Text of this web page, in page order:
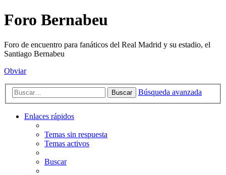
Foro Bernabeu
Foro de encuentro para fanáticos del Real Madrid y su estadio, el
Santiago Bernabeu
Obviar
Buscar Búsqueda avanzada
Enlaces rápidos
Temas sin respuesta
Temas activos
Buscar